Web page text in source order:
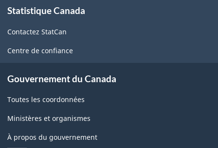
HTML
propos
ce
site
Statistique Canada
Contactez StatCan
Centre de confiance
Gouvernement du Canada
Toutes les coordonnées
Ministères et organismes
À propos du gouvernement